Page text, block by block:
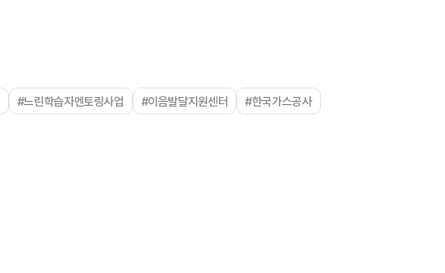
#느린학습자멘토링사업 #이음발달지원센터 #한국가스공사